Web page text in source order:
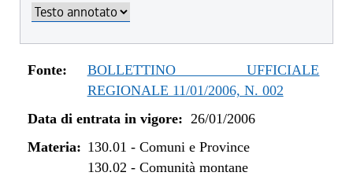
Fonte:
BOLLETTINO UFFICIALE
REGIONALE 11/01/2006, N. 002
Data di entrata in vigore: 26/01/2006
Materia: 130.01 - Comuni e Province
130.02 - Comunità montane